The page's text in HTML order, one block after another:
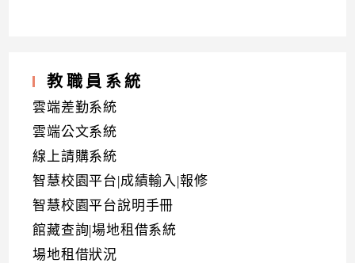
教職員系統
雲端差勤系統
雲端公文系統
線上請購系統
智慧校園平台|成績輸入|報修
智慧校園平台說明手冊
館藏查詢|場地租借系統
場地租借狀況